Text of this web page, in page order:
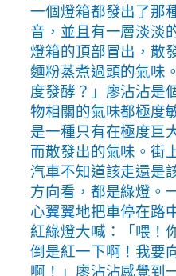
一個燈箱都發出了那
音，並且有一層淡淡
燈箱的頂部冒出，散
麵粉蒸煮過頭的氣味
度發酵？」廖沾沾是
物相關的氣味都極度
是一種只有在極度巨
而散發出的氣味。街
汽車不知道該走還是
方向看，都是綠燈。
心翼翼地把車停在路
紅綠燈大喊：「喂！
倒是紅一下啊！我要
啊！」廖沾沾感覺到